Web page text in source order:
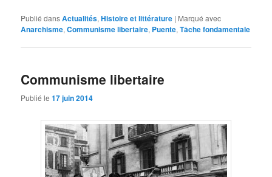
Publié dansActualités,Histoire et littérature | Marqué avec
Anarchisme,Communisme libertaire, Puente,Tâche fondamentale
Communisme libertaire
Publié le17 juin 2014